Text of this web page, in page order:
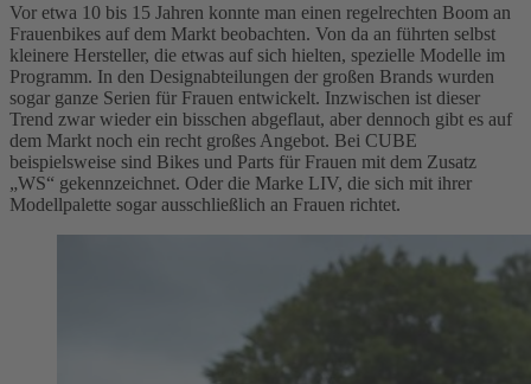
Vor etwa 10 bis 15 Jahren konnte man einen regelrechten Boom an
Frauenbikes auf dem Markt beobachten. Von da an führten selbst
kleinere Hersteller, die etwas auf sich hielten, spezielle Modelle im
Programm. In den Designabteilungen der großen Brands wurden
sogar ganze Serien für Frauen entwickelt. Inzwischen ist dieser
Trend zwar wieder ein bisschen abgeflaut, aber dennoch gibt es auf
dem Markt noch ein recht großes Angebot. Bei CUBE
beispielsweise sind Bikes und Parts für Frauen mit dem Zusatz
„WS“ gekennzeichnet. Oder die Marke LIV, die sich mit ihrer
Modellpalette sogar ausschließlich an Frauen richtet.